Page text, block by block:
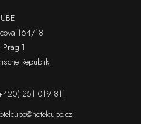
164/18
1
Republik
251 019 811